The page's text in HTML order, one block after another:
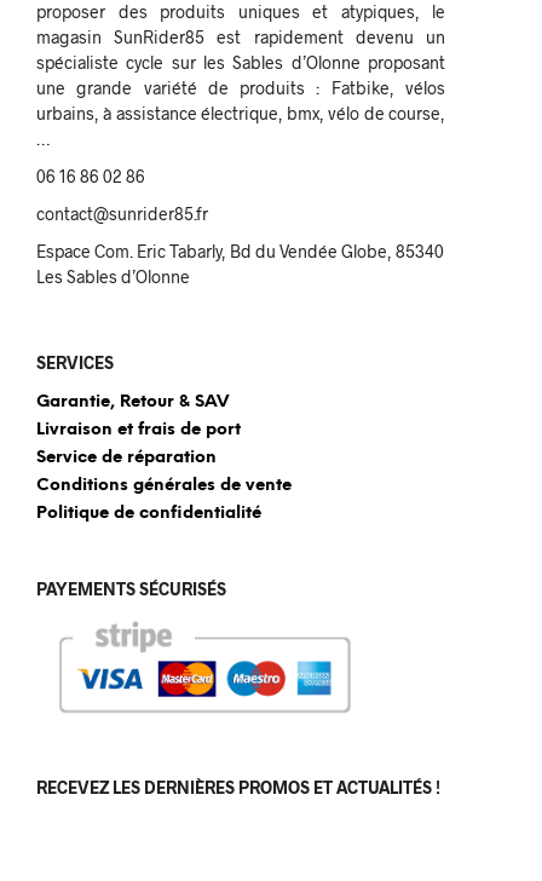
proposer des produits uniques et atypiques, le
magasin SunRider85 est rapidement devenu un
spécialiste cycle sur les Sables d’Olonne proposant
une grande variété de produits : Fatbike, vélos
urbains, à assistance électrique, bmx, vélo de course,
06 16 86 02 86
contact@sunrider85.fr
Espace Com. Eric Tabarly, Bd du Vendée Globe, 85340
Les Sables d’Olonne
SERVICES
Garantie, Retour & SAV
Livraison et frais de port
Service de réparation
Conditions générales de vente
Politique de confidentialité
PAYEMENTS SÉCURISÉS
RECEVEZ LES DERNIÈRES PROMOS ET ACTUALITÉS !